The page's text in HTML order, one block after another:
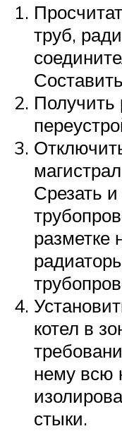
труб,
Получить
Срезать
разметке
котел в
нему всю
стыки.